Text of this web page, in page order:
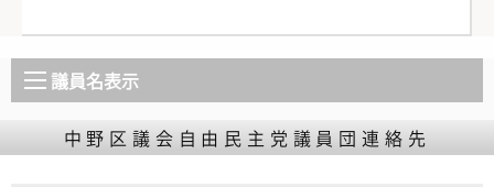
議員名表示
中野区議会自由民主党議員団連絡先